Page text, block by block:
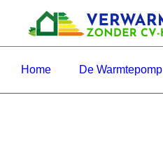
Home De Warmtepomp